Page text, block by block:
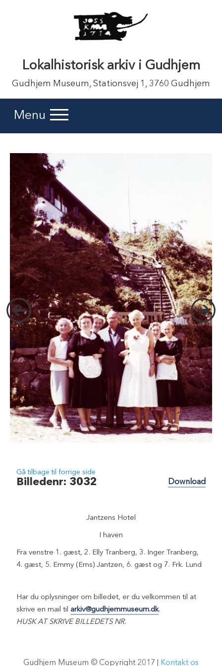
Lokalhistorisk arkiv i Gudhjem
Gudhjem Museum, Stationsvej 1, 3760 Gudhjem
Menu
Gå tilbage til forrige side
Billedenr: 3032 Download
Jantzens Hotel
I haven
Fra venstre 1. gæst, 2. Elly Tranberg, 3. Inger Tranberg,
4. gæst, 5. Emmy (Ems) Jantzen, 6. gæst og 7. Frk. Lund
Har du oplysninger om billedet, er du velkommen til at
skrive en mail til arkiv@gudhjemmuseum.dk.
HUSK AT SKRIVE BILLEDETS NR.
Gudhjem Museum © Copyright 2017 | Kontakt os